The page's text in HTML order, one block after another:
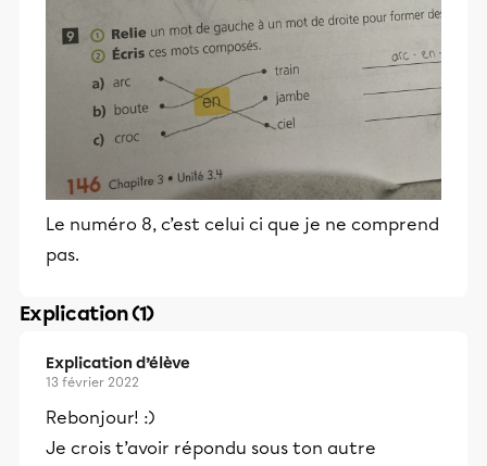
Le numéro 8, c’est celui ci que je ne comprend
pas.
Explication (1)
Explication d’élève
13 février 2022
Rebonjour! :)
Je crois t’avoir répondu sous ton autre